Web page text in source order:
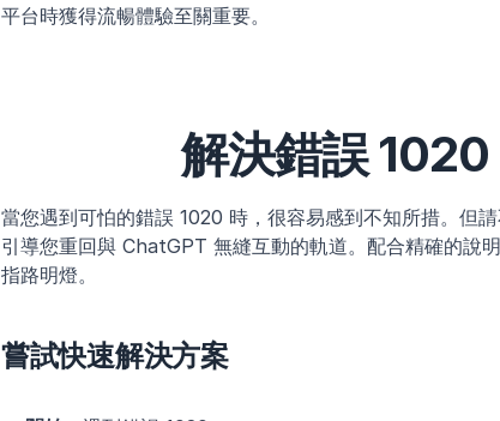
平台時獲得流暢體驗至關重要。
解決錯誤
當您遇到可怕的錯誤 1020 時，很容易感到不知所措。但
引導您重回與 ChatGPT 無縫互動的軌道。配合精確的說
指路明燈。
嘗試快速解決方案